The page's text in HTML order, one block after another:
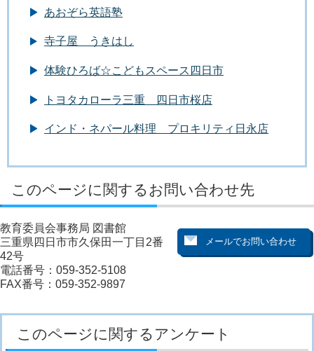
あおぞら英語塾
寺子屋 うきはし
体験ひろば☆こどもスペース四日市
トヨタカローラ三重 四日市桜店
インド・ネパール料理 プロキリティ日永店
このページに関するお問い合わせ先
教育委員会事務局 図書館
三重県四日市市久保田一丁目2番
42号
電話番号：059-352-5108
FAX番号：059-352-9897
このページに関するアンケート